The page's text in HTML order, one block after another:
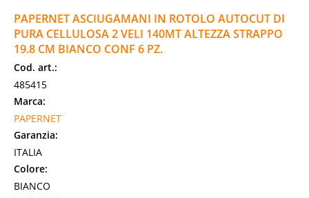
PAPERNET ASCIUGAMANI IN ROTOLO AUTOCUT DI
PURA CELLULOSA 2 VELI 140MT ALTEZZA STRAPPO
19.8 CM BIANCO CONF 6 PZ.
Cod. art.:
485415
Marca:
PAPERNET
Garanzia:
ITALIA
Colore:
BIANCO